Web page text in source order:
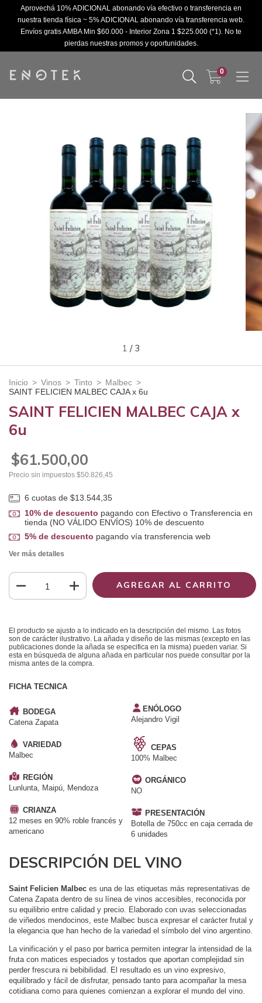
Aprovechá 10% ADICIONAL abonando vía efectivo o transferencia en
nuestra tienda física ~ 5% ADICIONAL abonando vía transferencia web.
Envíos gratis AMBA Min $60.000 - Interior Zona 1 $225.000 (*1). No te
pierdas nuestras promos y oportunidades.
0
1 / 3
Inicio > Vinos > Tinto > Malbec >
SAINT FELICIEN MALBEC CAJA x 6u
SAINT FELICIEN MALBEC CAJA x
6u
$61.500,00
Precio sin impuestos $50.826,45
6 cuotas de $13.544,35
10% de descuento pagando con Efectivo o Transferencia en
tienda (NO VÁLIDO ENVÍOS) 10% de descuento
5% de descuento pagando vía transferencia web
Ver más detalles
El producto se ajusto a lo indicado en la descripción del mismo. Las fotos
son de carácter ilustrativo. La añada y diseño de las mismas (excepto en las
publicaciones donde la añada se especifica en la misma) pueden variar. Si
esta en búsqueda de alguna añada en particular nos puede consultar por la
misma antes de la compra.
FICHA TECNICA
BODEGA
Catena Zapata
VARIEDAD
Malbec
REGIÓN
Lunlunta, Maipú, Mendoza
CRIANZA
12 meses en 90% roble francés y
americano
ENÓLOGO
Alejandro Vigil
CEPAS
100% Malbec
ORGÁNICO
NO
PRESENTACIÓN
Botella de 750cc en caja cerrada de
6 unidades
DESCRIPCIÓN DEL VINO
Saint Felicien Malbec es una de las etiquetas más representativas de
Catena Zapata dentro de su línea de vinos accesibles, reconocida por
su equilibrio entre calidad y precio. Elaborado con uvas seleccionadas
de viñedos mendocinos, este Malbec busca expresar el carácter frutal y
la elegancia que han hecho de la variedad el símbolo del vino argentino.
La vinificación y el paso por barrica permiten integrar la intensidad de la
fruta con matices especiados y tostados que aportan complejidad sin
perder frescura ni bebibilidad. El resultado es un vino expresivo,
equilibrado y fácil de disfrutar, pensado tanto para acompañar la mesa
cotidiana como para quienes comienzan a explorar el mundo del vino.